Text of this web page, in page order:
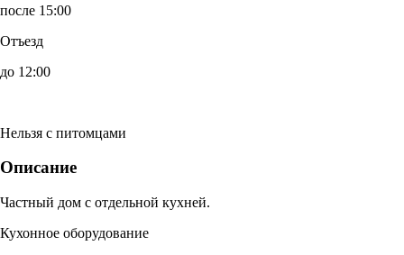
после 15:00
Отъезд
до 12:00
Нельзя с питомцами
Описание
Частный дом с отдельной кухней.
Кухонное оборудование